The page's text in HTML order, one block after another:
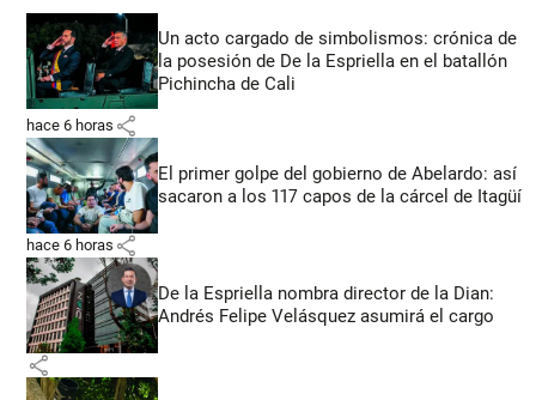
Un acto cargado de simbolismos: crónica de
la posesión de De la Espriella en el batallón
Pichincha de Cali
hace 6 horas share
El primer golpe del gobierno de Abelardo: así
sacaron a los 117 capos de la cárcel de Itagüí
hace 6 horas share
De la Espriella nombra director de la Dian:
Andrés Felipe Velásquez asumirá el cargo
share